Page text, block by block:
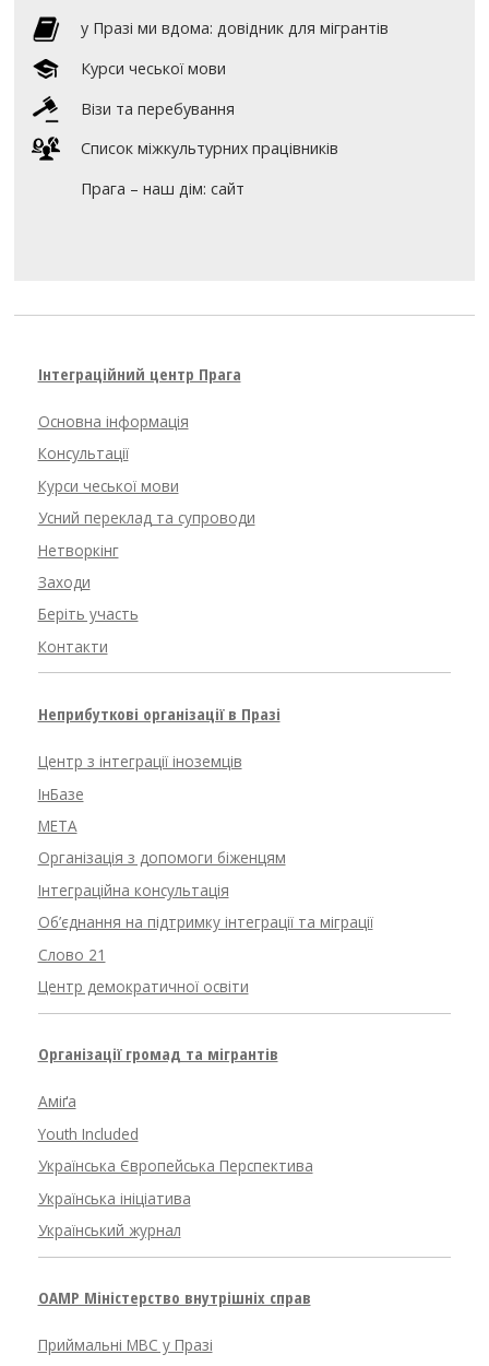
y Празі ми вдома: довідник для мігрантів
Курси чеської мови
Візи та перебування
Список міжкультурних працівників
Прага – наш дім: сайт
Інтеграційний центр Прага
Основна інформація
Консультації
Курси чеської мови
Усний переклад та супроводи
Нетворкінг
Заходи
Беріть участь
Контакти
Неприбуткові організації в Празі
Центр з інтеграції іноземців
ІнБазе
META
Організація з допомоги біженцям
Інтеграційна консультація
Об’єднання на підтримку інтеграції та міграції
Слово 21
Центр демократичної освіти
Організації громад та мігрантів
Аміґа
Youth Included
Українська Європейська Перспектива
Українська ініціатива
Український журнал
OAMP Міністерство внутрішніх справ
Приймальні МВС у Празі